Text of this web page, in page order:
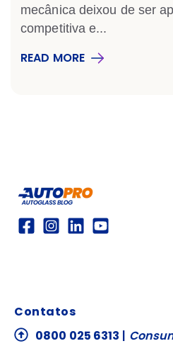
mecânicadeixou de ser
competitiva e...
READ MORE
Contatos
0800 025 6313 |